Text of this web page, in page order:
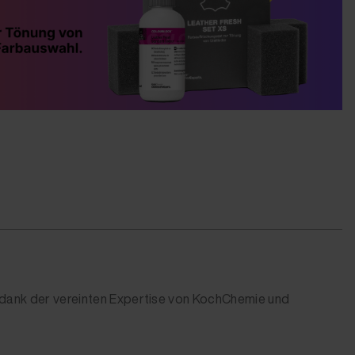
der vereinten Expertise von KochChemie und